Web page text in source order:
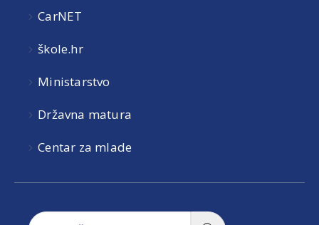
CarNET
škole.hr
Ministarstvo
Državna matura
Centar za mlade